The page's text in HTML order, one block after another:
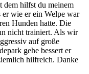
dem hilfst du meinem
er wie er ein Welpe war
Hunden hatte. Die
nicht trainiert. Als wir
auf große
gehe bessert er
hilfreich. Danke